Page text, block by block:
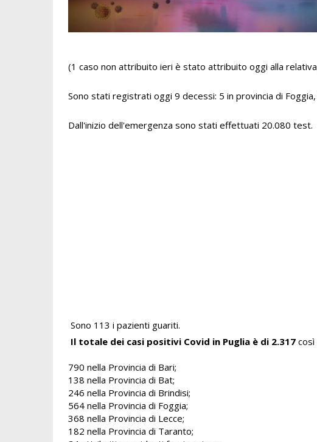
(1 caso non attribuito ieri è stato attribuito oggi alla
Sono stati registrati oggi 9 decessi: 5 in provincia di
Dall'inizio dell'emergenza sono stati effettuati 20.080 test.
Sono 113 i pazienti guariti.
Il totale dei casi positivi Covid in Puglia è di 2.317 così
790 nella Provincia di Bari;
138 nella Provincia di Bat;
246 nella Provincia di Brindisi;
564 nella Provincia di Foggia;
368 nella Provincia di Lecce;
182 nella Provincia di Taranto;